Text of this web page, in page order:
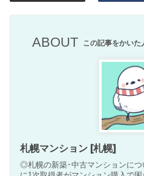
ABOUT この記事をかいた
札幌マンション [札幌]
◎札幌の新築･中古マンションに